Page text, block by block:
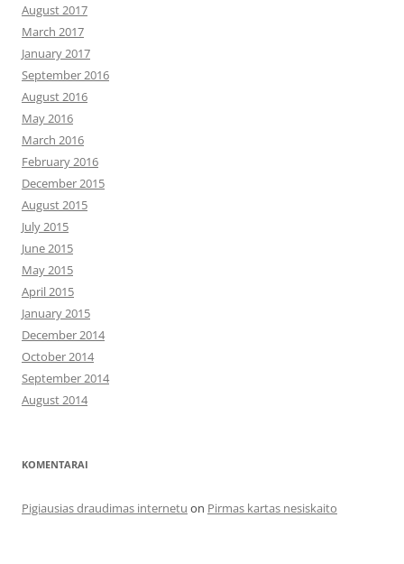
August 2017
March 2017
January 2017
September 2016
August 2016
May 2016
March 2016
February 2016
December 2015
August 2015
July 2015
June 2015
May 2015
April 2015
January 2015
December 2014
October 2014
September 2014
August 2014
KOMENTARAI
Pigiausias draudimas internetu on Pirmas kartas nesiskaito